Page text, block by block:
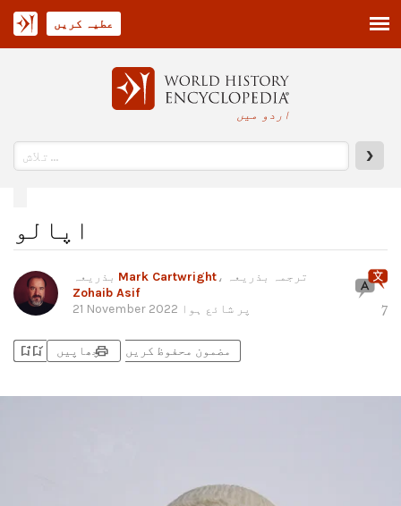
اردو میں
❯
عطیہ کریں
اپالو
Mark Cartwright
، ترجمہ بذریعہ
Zohaib Asif
21 November 2022 پر شائع ہوا 7
bookmark_addbookmark_added مضمون محفوظ کریں printچھاپیں